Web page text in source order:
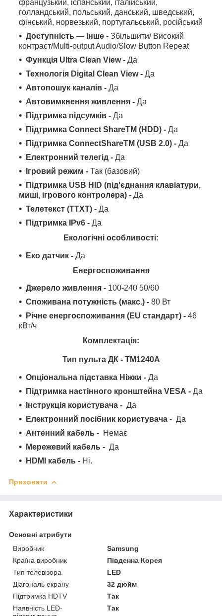
французький, іспанський, італійський,
голландський, польський, данський, шведський,
фінський, норвезький, португальський, російський
Доступність — Інше - Збільшити/ Високий
контраст/Multi-output Audio/Slow Button Repeat
Функція Ultra Clean View - Да
Технологія Digital Clean View - Да
Автопошук каналів - Да
Автовимкнення живлення - Да
Підтримка підсумків - Да
Підтримка Connect ShareTM (HDD) - Да
Підтримка ConnectShareTM (USB 2.0) - Да
Електронний телегід - Да
Ігровий режим - Так (базовий)
Підтримка USB HID (під'єднання клавіатури,
миші, ігрового контролера) - Да
Телетекст (TTXT) - Да
Підтримка IPv6 - Да
Екологічні особливості:
Еко датчик - Да
Енергоспоживання
Джерело живлення - 100-240 50/60
Споживана потужність (макс.) - 80 Вт
Річне енергоспоживання (EU стандарт) - 46
кВт/ч
Комплектація:
Тип пульта ДК - TM1240A
Опціональна підставка Ніжки - Да
Підтримка настінного кронштейна VESA - Да
Інструкція користувача - Да
Електронний посібник користувача - Да
Антенний кабель - Немає
Мережевий кабель - Да
HDMI кабель - Ні.
Приховати
Характеристики
Основні атрибути
Виробник
Samsung
Країна виробник
Південна Корея
Тип телевізора
LED
Діагональ екрану
32 дюйм
Підтримка HDTV
Так
Наявність LED-
Так